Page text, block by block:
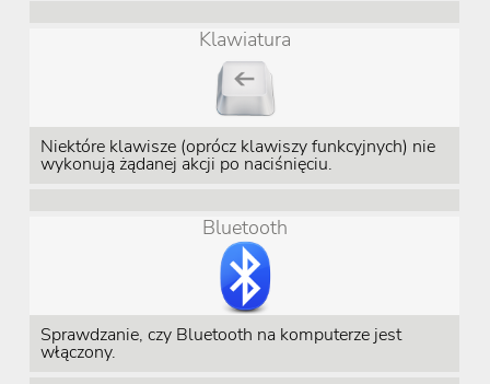
Klawiatura
Niektóre klawisze (oprócz klawiszy funkcyjnych) nie
wykonują żądanej akcji po naciśnięciu.
Bluetooth
Sprawdzanie, czy Bluetooth na komputerze jest
włączony.